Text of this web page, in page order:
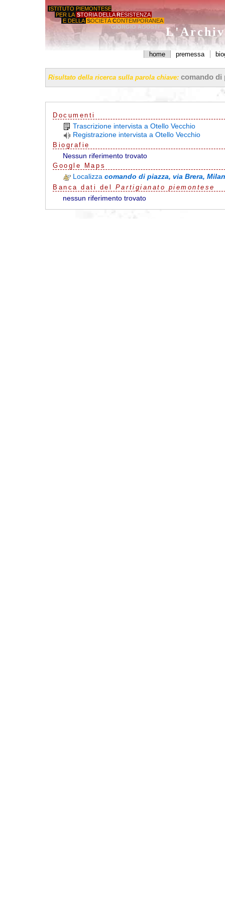
ISTITUTO PIEMONTESE
PER LA STORIA DELLA RESISTENZA
E DELLA SOCIETÀ CONTEMPORANEA
'GIORGIO AGOSTI'
home premessa
Risultato della ricerca sulla parola chiave: comando di
Documenti
Trascrizione intervista a Otello Vecchio
Registrazione intervista a Otello Vecchio
Biografie
Nessun riferimento trovato
G oo g e Maps
Localizzacomando di piazza, via Brera,
Banca dati del Partigianato piemontese
nessun riferimento trovato